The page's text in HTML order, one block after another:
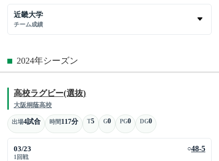
近畿大学
チーム成績
2024年シーズン
高校ラグビー(選抜)
大阪桐蔭高校
出場4試合 時間117分 T5 G0 PG0 DG0
03/23
1回戦
○48-5